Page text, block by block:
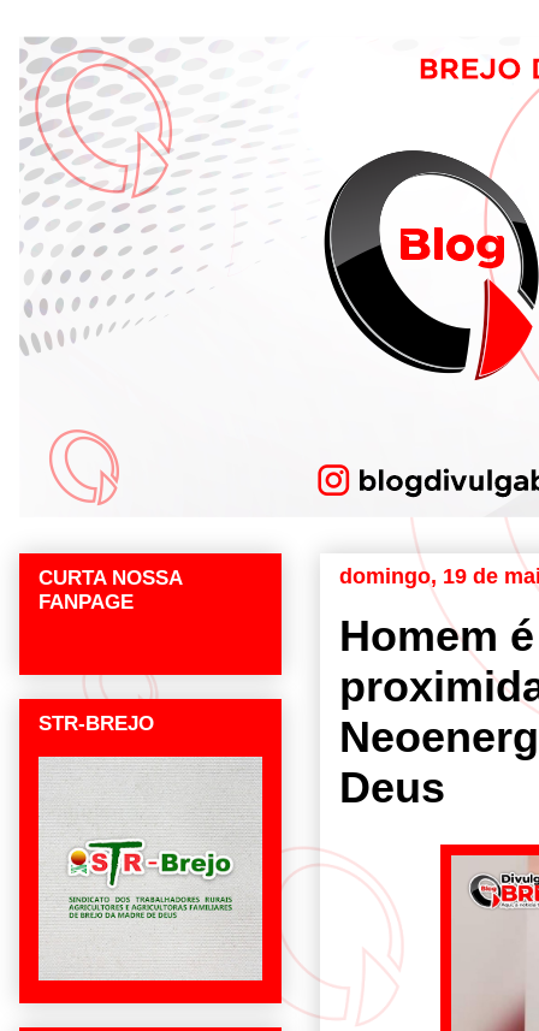
domingo, 19 de
Homem
Deus
CURTA NOSSA
FANPAGE
STR-BREJO